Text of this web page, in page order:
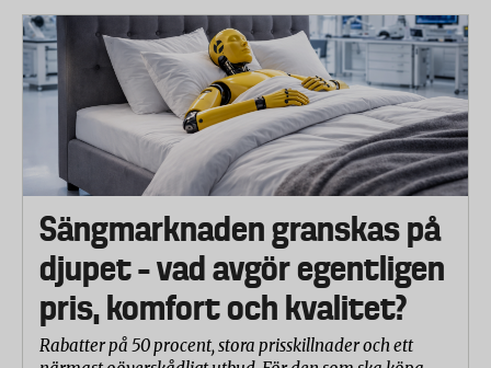
Sängmarknaden granskas på
djupet – vad avgör egentligen
pris, komfort och kvalitet?
Rabatter på 50 procent, stora prisskillnader och ett